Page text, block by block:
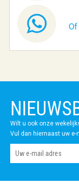
Of
Wilt u ook onze
Vul dan hiernaast uw e-